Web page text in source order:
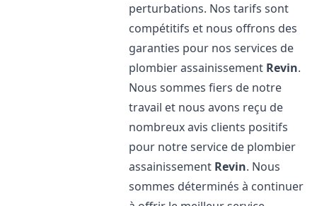
perturbations. Nos tarifs sont
compétitifs et nous offrons des
garanties pour nos services de
plombier assainissement Revin.
Nous sommes fiers de notre
travail et nous avons reçu de
nombreux avis clients positifs
pour notre service de plombier
assainissement Revin. Nous
sommes déterminés à continuer